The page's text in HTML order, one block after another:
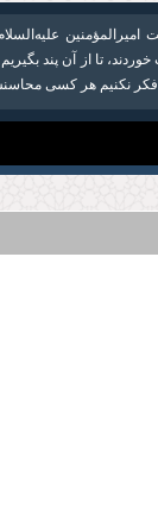
امیرالمؤمنین
تا از آن پند
فكر نكنیم هر كسى